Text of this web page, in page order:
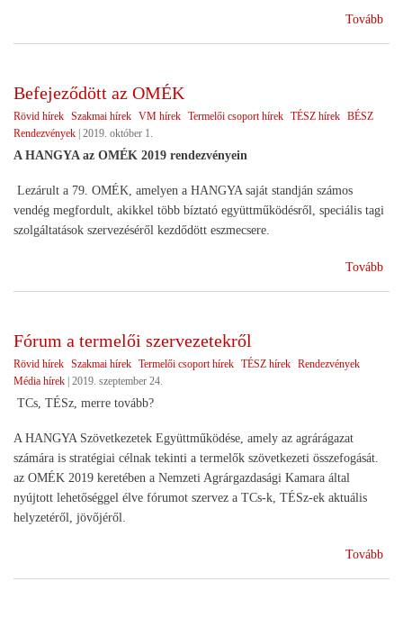
Tovább
Befejeződött az OMÉK
Rövid hírek Szakmai hírek VM hírek Termelői csoport hírek TÉSZ hírek BÉSZ
Rendezvények 2019. október 1.
A HANGYA az OMÉK 2019 rendezvényein
Lezárult a 79. OMÉK, amelyen a HANGYA saját standján számos
vendég megfordult, akikkel több bíztató együttműködésről, speciális tagi
szolgáltatások szervezéséről kezdődött eszmecsere.
Tovább
Fórum a termelői szervezetekről
Rövid hírek Szakmai hírek Termelői csoport hírek TÉSZ hírek Rendezvények
Média hírek 2019. szeptember 24.
TCs, TÉSz, merre tovább?
A HANGYA Szövetkezetek Együttműködése, amely az agrárágazat
számára is stratégiai célnak tekinti a termelők szövetkezeti összefogását.
az OMÉK 2019 keretében a Nemzeti Agrárgazdasági Kamara által
nyújtott lehetőséggel élve fórumot szervez a TCs-k, TÉSz-ek aktuális
helyzetéről, jövőjéről.
Tovább